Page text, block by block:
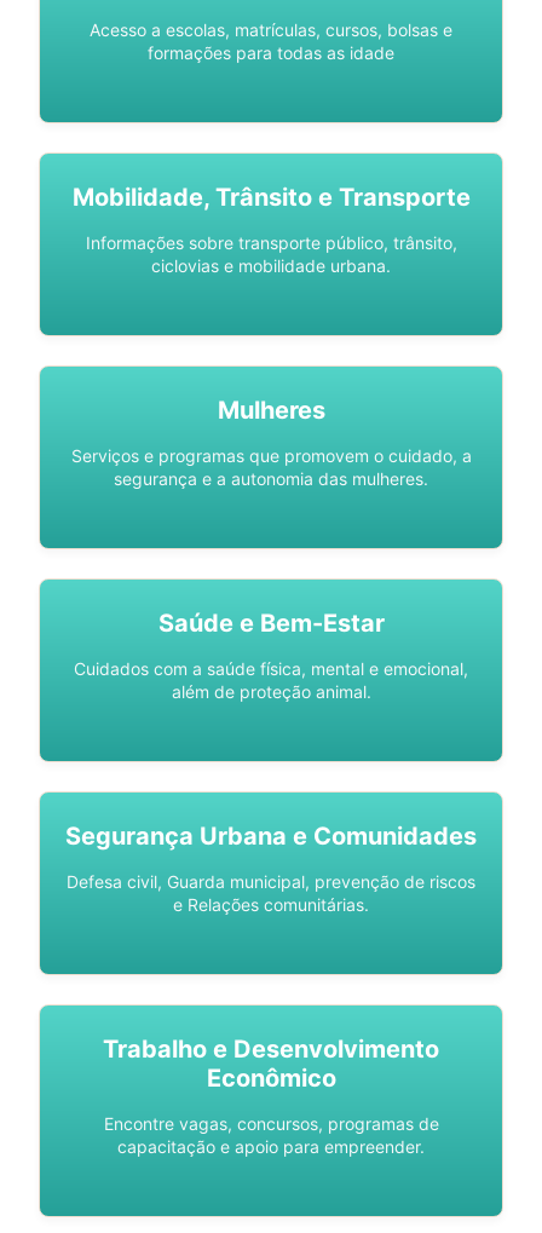
Acesso a escolas, matrículas, cursos, bolsas e
formações para todas as idade
Mobilidade, Trânsito e Transporte
Informações sobre transporte público, trânsito,
ciclovias e mobilidade urbana.
Mulheres
Serviços e programas que promovem o cuidado, a
segurança e a autonomia das mulheres.
Saúde e Bem-Estar
Cuidados com a saúde física, mental e emocional,
além de proteção animal.
Segurança Urbana e Comunidades
Defesa civil, Guarda municipal, prevenção de riscos
e Relações comunitárias.
Trabalho e Desenvolvimento
Econômico
Encontre vagas, concursos, programas de
capacitação e apoio para empreender.